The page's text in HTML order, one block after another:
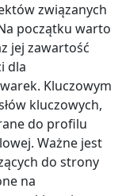
związanych
początku warto
jej zawartość
dla
Kluczowym
kluczowych,
do profilu
Ważne jest
do strony
na